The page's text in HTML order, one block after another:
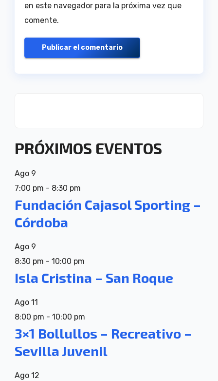
en este navegador para la próxima vez que
comente.
PRÓXIMOS EVENTOS
Ago 9
7:00 pm - 8:30 pm
Fundación Cajasol Sporting –
Córdoba
Ago 9
8:30 pm - 10:00 pm
Isla Cristina – San Roque
Ago 11
8:00 pm - 10:00 pm
3×1 Bollullos – Recreativo –
Sevilla Juvenil
Ago 12